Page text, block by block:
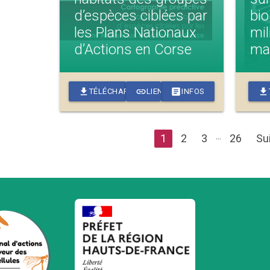
d’espèces ciblées par
les Plans Nationaux
d’Actions en Corse
downloadTÉLÉCHARGER
linkLIEN articleINFOS download
1 2 3 … 26